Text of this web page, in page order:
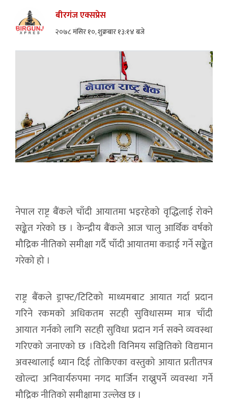
बीरगंज एक्सप्रेस
२०७८ मंसिर १०, शुक्रबार १३:१४ बजे
नेपाल राष्ट्र बैंकले चाँदी आयातमा भइरहेको वृद्धिलाई रोक्ने
सङ्केत गरेको छ । केन्द्रीय बैंकले आज चालु आर्थिक वर्षको
मौद्रिक नीतिको समीक्षा गर्दै चाँदी आयातमा कडाई गर्ने सङ्केत
गरेको हो ।
राष्ट्र बैंकले ड्राफ्ट/टिटिको माध्यमबाट आयात गर्दा प्रदान
गरिने रकमको अधिकतम सटही सुविधासम्म मात्र चाँदी
आयात गर्नको लागि सटही सुविधा प्रदान गर्न सक्ने व्यवस्था
गरिएको जनाएको छ ।विदेशी विनिमय सञ्चितिको विद्यमान
अवस्थालाई ध्यान दिई तोकिएका वस्तुको आयात प्रतीतपत्र
खोल्दा अनिवार्यरुपमा नगद मार्जिन राख्नुपर्ने व्यवस्था गर्ने
मौद्रिक नीतिको समीक्षामा उल्लेख छ ।